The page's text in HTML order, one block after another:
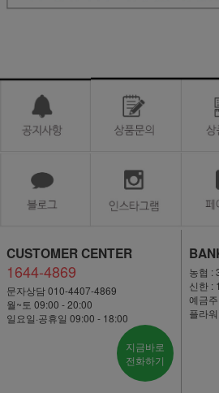
CUSTOMER CENTER
1644-4869
문자상담 010-4407-4869
월~토 09:00 - 20:00
일요일·공휴일 09:00 - 18:00
지금바로
전화하기
농협 :
신한 :
예금
플라